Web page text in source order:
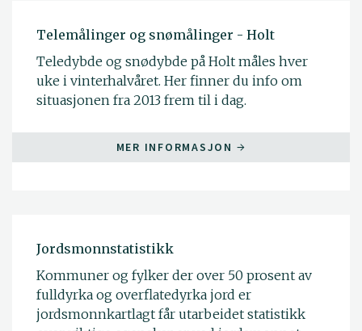
Telemålinger og snømålinger - Holt
Teledybde og snødybde på Holt måles hver
uke i vinterhalvåret. Her finner du info om
situasjonen fra 2013 frem til i dag.
MER INFORMASJON
Jordsmonnstatistikk
Kommuner og fylker der over 50 prosent av
fulldyrka og overflatedyrka jord er
jordsmonnkartlagt får utarbeidet statistikk